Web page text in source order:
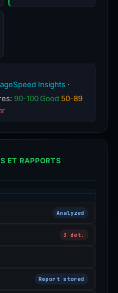
Insights ·
90-100 Good 50-89
ET RAPPORTS
Analyzed
3 det.
Report stored